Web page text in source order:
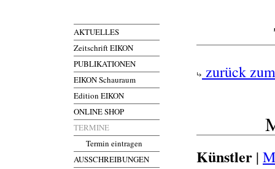
AKTUELLES
Zeitschrift EIKON
PUBLIKATIONEN
EIKON Schauraum
Edition EIKON
ONLINE SHOP
TERMINE
Termin eintragen
AUSSCHREIBUNGEN
zurück
Künstler |